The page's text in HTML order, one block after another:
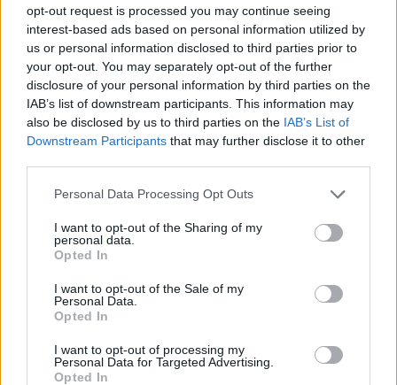
opt-out request is processed you may continue seeing
interest-based ads based on personal information utilized by
us or personal information disclosed to third parties prior to
your opt-out. You may separately opt-out of the further
disclosure of your personal information by third parties on the
IAB’s list of downstream participants. This information may
also be disclosed by us to third parties on the IAB’s List of
Downstream Participants that may further disclose it to other
Please note that this website/app uses one or more Google
not limited to your visit or usage behaviour. You may click to
grant or deny consent to Google and its third-party tags to
use your data for below specified purposes in below Google
consent section.
Personal Data Processing Opt Outs
I want to opt-out of the Sharing of my
personal data.
Opted In
I want to opt-out of the Sale of my
Personal Data.
Opted In
I want to opt-out of processing my
Personal Data for Targeted Advertising.
Opted In
Meccs Center
Paris Saint-Germainvs
Manchester United
2026-08-08 17:00
Leeds United
AC MilanvsManchester United2026-08-15 18:00
ELŐZŐ MÉRKŐZÉSEK